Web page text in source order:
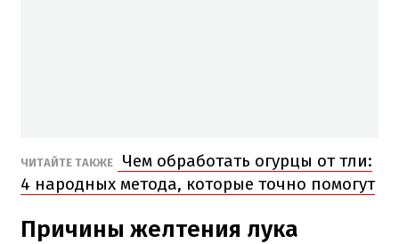
ЧИТАЙТЕ ТАКЖЕ
Чем обработать огурцы от тли:
4 народных метода, которые точно помогут
Причины желтения лука